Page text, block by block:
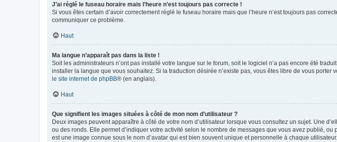
J’ai réglé le fuseau horaire mais l’heure n’est toujours pas correcte !
Si vous êtes certain d’avoir correctement réglé le fuseau horaire mais que l’heure n’est toujours pas
communiquer ce problème.
Haut
Ma langue n’apparaît pas dans la liste !
Soit les administrateurs n’ont pas installé votre langue sur le forum, soit le logiciel n’a pas encore été
installer la langue que vous souhaitez. Si la traduction désirée n’existe pas, vous êtes libre de vous
le site internet de phpBB® (en anglais).
Haut
Que signifient les images situées à côté de mon nom d’utilisateur ?
Deux images peuvent apparaître à côté de votre nom d’utilisateur lorsque vous consultez un sujet. Une
ou des ronds. Elle permet d’indiquer votre activité selon le nombre de messages que vous avez publié,
est une image connue sous le nom d’avatar qui est bien souvent unique et personnelle à chaque utilisateur.